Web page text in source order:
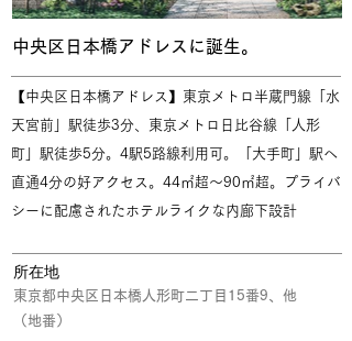
中央区日本橋アドレスに誕生。
【中央区日本橋アドレス】東京メトロ半蔵門線「水
天宮前」駅徒歩3分、東京メトロ日比谷線「人形
町」駅徒歩5分。4駅5路線利用可。「大手町」駅へ
直通4分の好アクセス。44㎡超～90㎡超。プライバ
シーに配慮されたホテルライクな内廊下設計
所在地
東京都中央区日本橋人形町二丁目15番9、他
（地番）